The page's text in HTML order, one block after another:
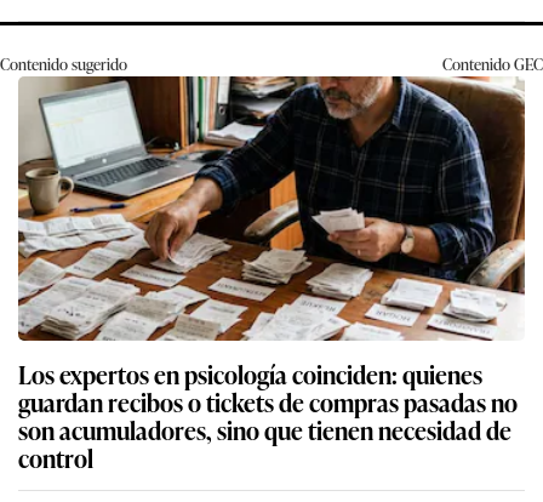
Contenido sugerido ContenidoGEC
Los expertos en psicología coinciden: quienes
guardan recibos o tickets de compras pasadas no
son acumuladores, sino que tienen necesidad de
control